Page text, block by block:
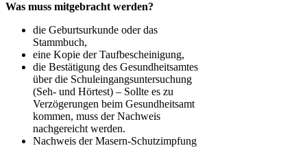
Was muss mitgebracht werden?
die Geburtsurkunde oder das
Stammbuch,
eine Kopie der Taufbescheinigung,
die Bestätigung des Gesundheitsamtes
über die Schuleingangsuntersuchung
(Seh- und Hörtest) – Sollte es zu
Verzögerungen beim Gesundheitsamt
kommen, muss der Nachweis
nachgereicht werden.
Nachweis der Masern-Schutzimpfung